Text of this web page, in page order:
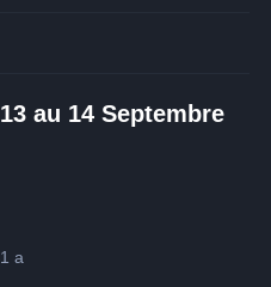
au 14 Septembre
1 a